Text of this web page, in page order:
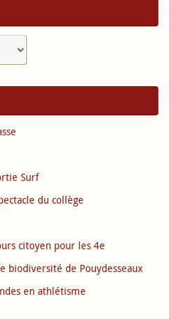
Surf
du collège
citoyen pour les 4e
biodiversité de Pouydesseaux
en athlétisme